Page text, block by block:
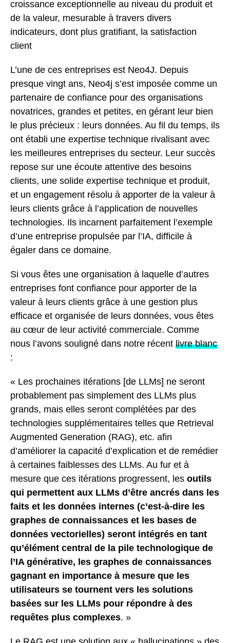
croissance exceptionnelle au niveau du produit et
de la valeur, mesurable à travers divers
indicateurs, dont plus gratifiant, la satisfaction
client
L’une de ces entreprises est Neo4J. Depuis
presque vingt ans, Neo4j s’est imposée comme un
partenaire de confiance pour des organisations
novatrices, grandes et petites, en gérant leur bien
le plus précieux : leurs données. Au fil du temps, ils
ont établi une expertise technique rivalisant avec
les meilleures entreprises du secteur. Leur succès
repose sur une écoute attentive des besoins
clients, une solide expertise technique et produit,
et un engagement résolu à apporter de la valeur à
leurs clients grâce à l’application de nouvelles
technologies. Ils incarnent parfaitement l’exemple
d’une entreprise propulsée par l’IA, difficile à
égaler dans ce domaine.
Si vous êtes une organisation à laquelle d’autres
entreprises font confiance pour apporter de la
valeur à leurs clients grâce à une gestion plus
efficace et organisée de leurs données, vous êtes
au cœur de leur activité commerciale. Comme
nous l’avons souligné dans notre récent livre blanc
:
« Les prochaines itérations [de LLMs] ne seront
probablement pas simplement des LLMs plus
grands, mais elles seront complétées par des
technologies supplémentaires telles que Retrieval
Augmented Generation (RAG), etc. afin
d’améliorer la capacité d’explication et de remédier
à certaines faiblesses des LLMs. Au fur et à
mesure que ces itérations progressent, les outils
qui permettent aux LLMs d’être ancrés dans les
faits et les données internes (c’est-à-dire les
graphes de connaissances et les bases de
données vectorielles) seront intégrés en tant
qu’élément central de la pile technologique de
l’IA générative, les graphes de connaissances
gagnant en importance à mesure que les
utilisateurs se tournent vers les solutions
basées sur les LLMs pour répondre à des
requêtes plus complexes. »